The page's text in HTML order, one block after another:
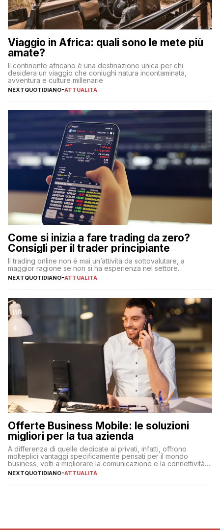
Viaggio in Africa: quali sono le mete più
amate?
Il continente africano è una destinazione unica per chi
desidera un viaggio che coniughi natura incontaminata,
avventura e culture millenarie
NEXTQUOTIDIANO-ATTUALITÀ
Come si inizia a fare trading da zero?
Consigli per il trader principiante
Il trading online non è mai un’attività da sottovalutare, a
maggior ragione se non si ha esperienza nel settore.
NEXTQUOTIDIANO-ATTUALITÀ
Offerte Business Mobile: le soluzioni
migliori per la tua azienda
A differenza di quelle dedicate ai privati, infatti, offrono
molteplici vantaggi specificamente pensati per il mondo
business, volti a migliorare la comunicazione e la connettività
degli utenti
NEXTQUOTIDIANO-ATTUALITÀ